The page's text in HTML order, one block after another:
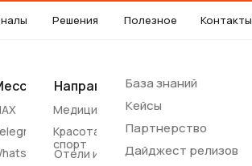
Решения Полезное Контакты
Notify
Вконтакте
Соцсети
Отели и апартаменты
Красота и
спорт
Медицина
НаправленияБаза знаний
Партнерство
Дайджест релизов
Кейсы